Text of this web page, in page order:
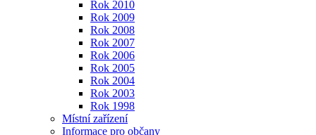
Rok 2010
Rok 2009
Rok 2008
Rok 2007
Rok 2006
Rok 2005
Rok 2004
Rok 2003
Rok 1998
Místní zařízení
Informace pro občany